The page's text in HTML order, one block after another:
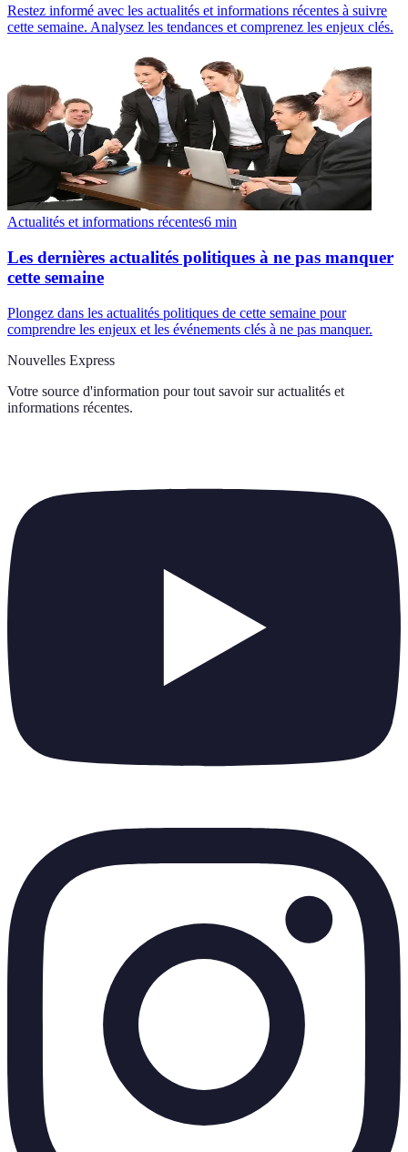
Restez informé avec les actualités et informations récentes à suivre
cette semaine. Analysez les tendances et comprenez les enjeux clés.
Actualités et informations récentes6 min
Les dernières actualités politiques à ne pas manquer
cette semaine
Plongez dans les actualités politiques de cette semaine pour
comprendre les enjeux et les événements clés à ne pas manquer.
Nouvelles Express
Votre source d'information pour tout savoir sur actualités et
informations récentes.